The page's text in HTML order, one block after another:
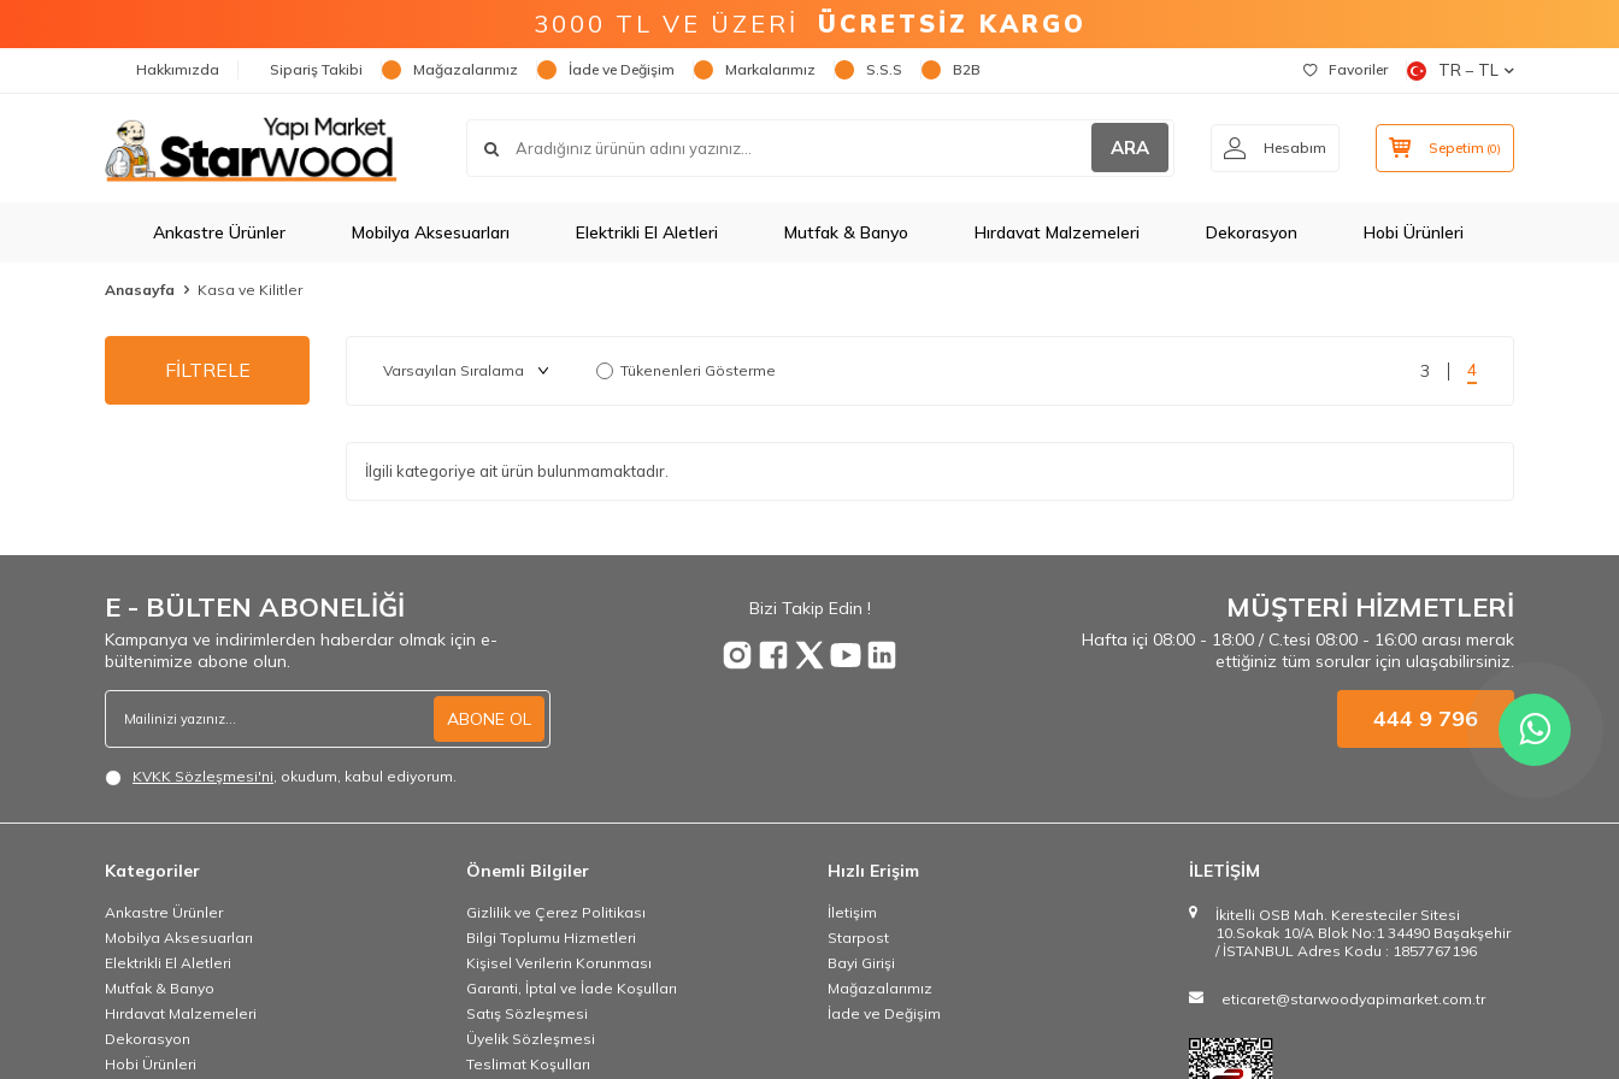
3000 TL VE ÜZERİ ÜCRETSİZ KARGO
Hakkımızda Sipariş Takibi Mağazalarımız İade ve Değişim Markalarımız S.S.S B2B Favoriler TR − TL
ARA Hesabım Sepetim (0)
Ankastre Ürünler Mobilya Aksesuarları Elektrikli El Aletleri Mutfak & Banyo Hırdavat Malzemeleri Dekorasyon Hobi Ürünleri
Anasayfa Kasa ve Kilitler
FİLTRELE Tükenenleri Gösterme 3 4
İlgili kategoriye ait ürün bulunmamaktadır.
E - BÜLTEN ABONELİĞİ
Kampanya ve indirimlerden haberdar olmak için e-
bültenimize abone olun.
ABONE OL
KVKK Sözleşmesi'ni, okudum, kabul ediyorum.
Bizi Takip Edin ! MÜŞTERİ HİZMETLERİ
Hafta içi 08:00 - 18:00 / C.tesi 08:00 - 16:00 arası merak
ettiğiniz tüm sorular için ulaşabilirsiniz.
444 9 796
Kategoriler
Ankastre Ürünler
Mobilya Aksesuarları
Elektrikli El Aletleri
Mutfak & Banyo
Hırdavat Malzemeleri
Dekorasyon
Hobi Ürünleri
Önemli Bilgiler
Gizlilik ve Çerez Politikası
Bilgi Toplumu Hizmetleri
Kişisel Verilerin Korunması
Garanti, İptal ve İade Koşulları
Satış Sözleşmesi
Üyelik Sözleşmesi
Teslimat Koşulları
Hızlı Erişim
İletişim
Starpost
Bayi Girişi
Mağazalarımız
İade ve Değişim
İLETİŞİM
İkitelli OSB Mah. Keresteciler Sitesi
10.Sokak 10/A Blok No:1 34490 Başakşehir
/ İSTANBUL Adres Kodu : 1857767196
eticaret@starwoodyapimarket.com.tr